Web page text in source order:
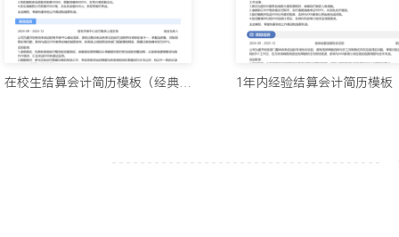
7.流程优化：主导财务流程优化项目，识别结算与报表环节的瓶颈；
化处理重复性任务，减少人工操作错误；优化结算对账和报表生成
率；将流程执行时间降低XXX%，人力成本节约XXX%；制定标准化
XXX名成员确保规范执行。
2.高效处理资金结算XXX万元，准时支付率达到XXX%，累计节约滞